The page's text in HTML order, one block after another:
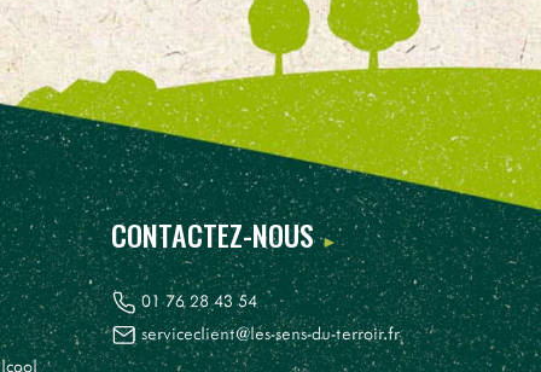
CONTACTEZ-NOUS
01 76 28 43 54
serviceclient@les-sens-du-terroir.fr